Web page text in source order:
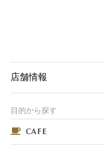
店舗情報
目的から探す
CAFE